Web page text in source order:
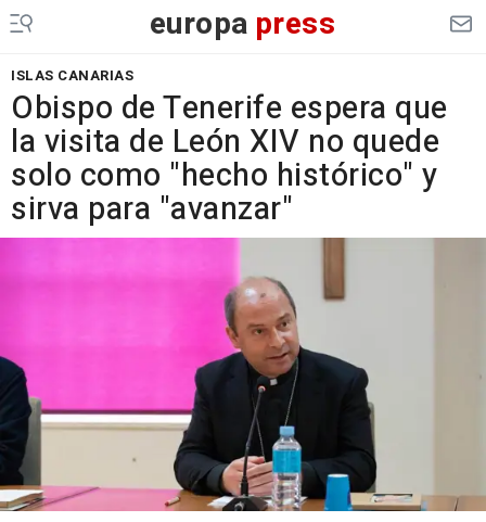
europa press
ISLAS CANARIAS
Obispo de Tenerife espera que
la visita de León XIV no quede
solo como "hecho histórico" y
sirva para "avanzar"